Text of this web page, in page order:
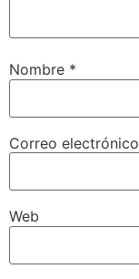
Nombre *
Correo electrónico
Web